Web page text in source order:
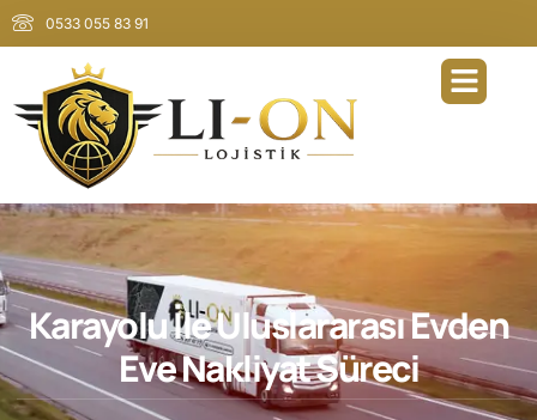
0533 055 83 91
Karayolu İle Uluslararası Evden
Eve Nakliyat Süreci